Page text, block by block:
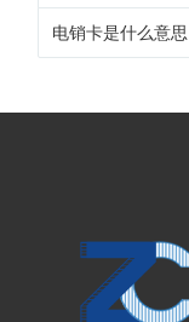
电销卡是什么意